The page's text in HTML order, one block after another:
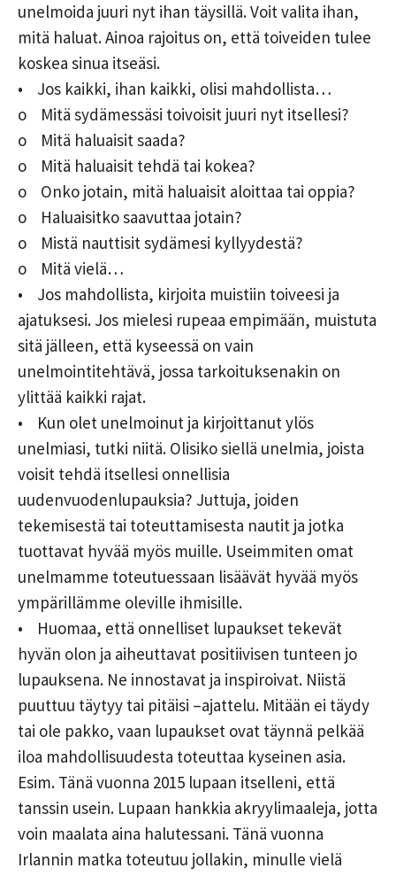
unelmoida juuri nyt ihan täysillä. Voit valita ihan,
mitä haluat. Ainoa rajoitus on, että toiveiden tulee
koskea sinua itseäsi.
• Jos kaikki, ihan kaikki, olisi mahdollista…
o Mitä sydämessäsi toivoisit juuri nyt itsellesi?
o Mitä haluaisit saada?
o Mitä haluaisit tehdä tai kokea?
o Onko jotain, mitä haluaisit aloittaa tai oppia?
o Haluaisitko saavuttaa jotain?
o Mistä nauttisit sydämesi kyllyydestä?
o Mitä vielä…
• Jos mahdollista, kirjoita muistiin toiveesi ja
ajatuksesi. Jos mielesi rupeaa empimään, muistuta
sitä jälleen, että kyseessä on vain
unelmointitehtävä, jossa tarkoituksenakin on
ylittää kaikki rajat.
• Kun olet unelmoinut ja kirjoittanut ylös
unelmiasi, tutki niitä. Olisiko siellä unelmia, joista
voisit tehdä itsellesi onnellisia
uudenvuodenlupauksia? Juttuja, joiden
tekemisestä tai toteuttamisesta nautit ja jotka
tuottavat hyvää myös muille. Useimmiten omat
unelmamme toteutuessaan lisäävät hyvää myös
ympärillämme oleville ihmisille.
• Huomaa, että onnelliset lupaukset tekevät
hyvän olon ja aiheuttavat positiivisen tunteen jo
lupauksena. Ne innostavat ja inspiroivat. Niistä
puuttuu täytyy tai pitäisi –ajattelu. Mitään ei täydy
tai ole pakko, vaan lupaukset ovat täynnä pelkää
iloa mahdollisuudesta toteuttaa kyseinen asia.
Esim. Tänä vuonna 2015 lupaan itselleni, että
tanssin usein. Lupaan hankkia akryylimaaleja, jotta
voin maalata aina halutessani. Tänä vuonna
Irlannin matka toteutuu jollakin, minulle vielä